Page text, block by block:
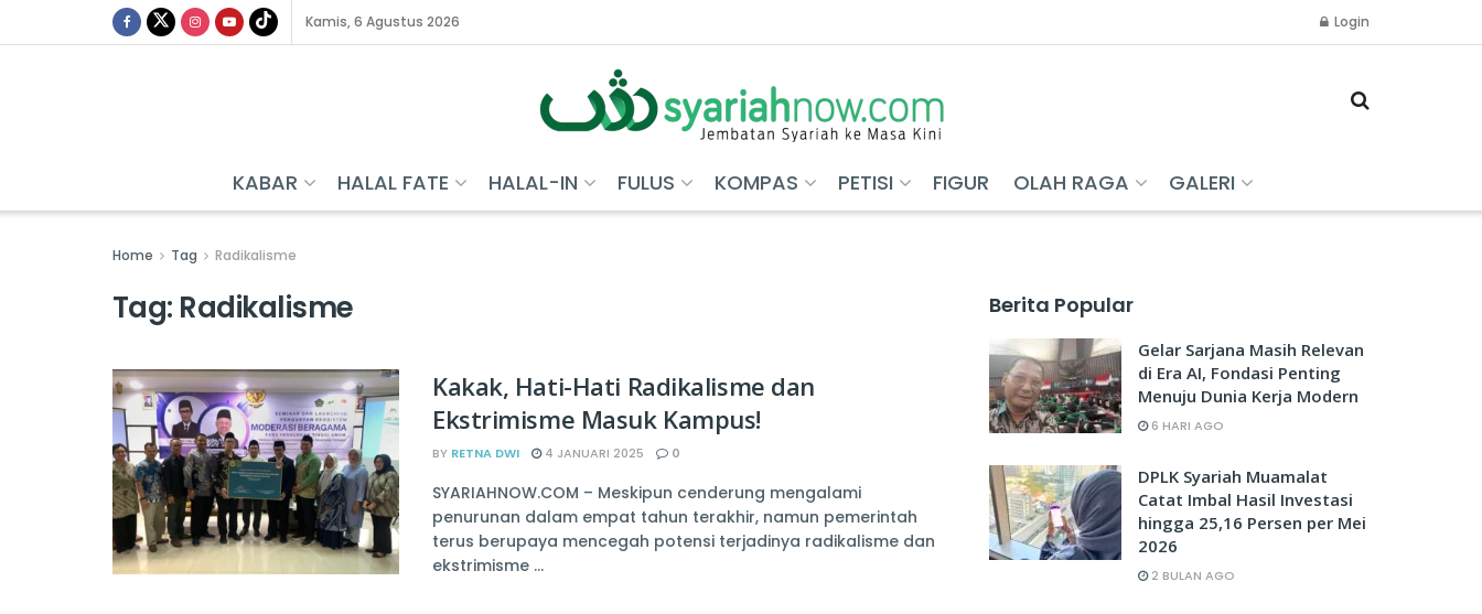
Kamis, 6 Agustus 2026 Login
KABAR HALAL FATE HALAL-IN FULUS KOMPAS PETISI FIGUR OLAH RAGA GALERI
Home Tag Radikalisme
Tag: Radikalisme
Kakak, Hati-Hati Radikalisme dan
Ekstrimisme Masuk Kampus!
BY RETNA DWI 4 JANUARI 2025 0
SYARIAHNOW.COM – Meskipun cenderung mengalami
penurunan dalam empat tahun terakhir, namun pemerintah
terus berupaya mencegah potensi terjadinya radikalisme dan
ekstrimisme ...
Berita Popular
Gelar Sarjana Masih Relevan
di Era AI, Fondasi Penting
Menuju Dunia Kerja Modern
6 HARI AGO
DPLK Syariah Muamalat
Catat Imbal Hasil Investasi
hingga 25,16 Persen per Mei
2026
2 BULAN AGO